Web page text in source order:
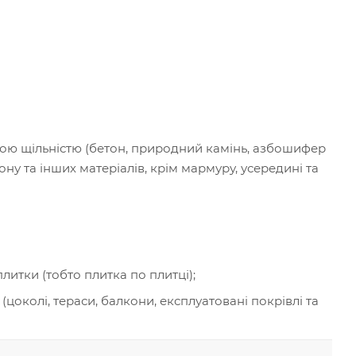
щільністю (бетон, природний камінь, азбошифер
та інших матеріалів, крім мармуру, усередині та
(тобто плитка по плитці);
тераси, балкони, експлуатовані покрівлі та